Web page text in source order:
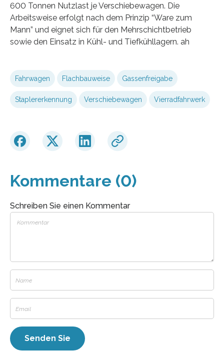
600 Tonnen Nutzlast je Verschiebewagen. Die
Arbeitsweise erfolgt nach dem Prinzip “Ware zum
Mann” und eignet sich für den Mehrschichtbetrieb
sowie den Einsatz in Kühl- und Tiefkühllagern. ah
Fahrwagen Flachbauweise Gassenfreigabe
Staplererkennung Verschiebewagen Vierradfahrwerk
Kommentare (0)
Schreiben Sie einen Kommentar